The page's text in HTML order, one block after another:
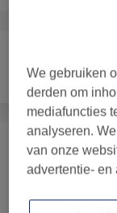
Haar
Vrouwen -
We gebruiken
derden om
mediafuncties
analyseren.
van onze
advertentie- en